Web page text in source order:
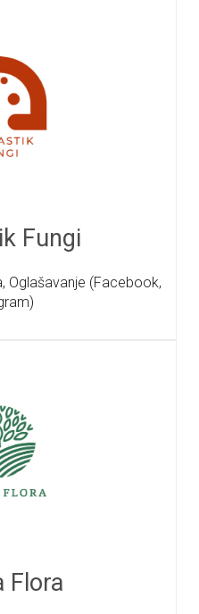
Fungi
Oglašavanje (Facebook,
Flora